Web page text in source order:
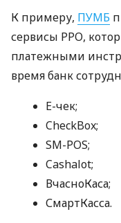
К примеру, ПУМБ
сервисы РРО,
платежными
время банк
E-чек;
CheckBox;
SM-POS;
Cashalot;
ВчасноКаса;
СмартКасса.